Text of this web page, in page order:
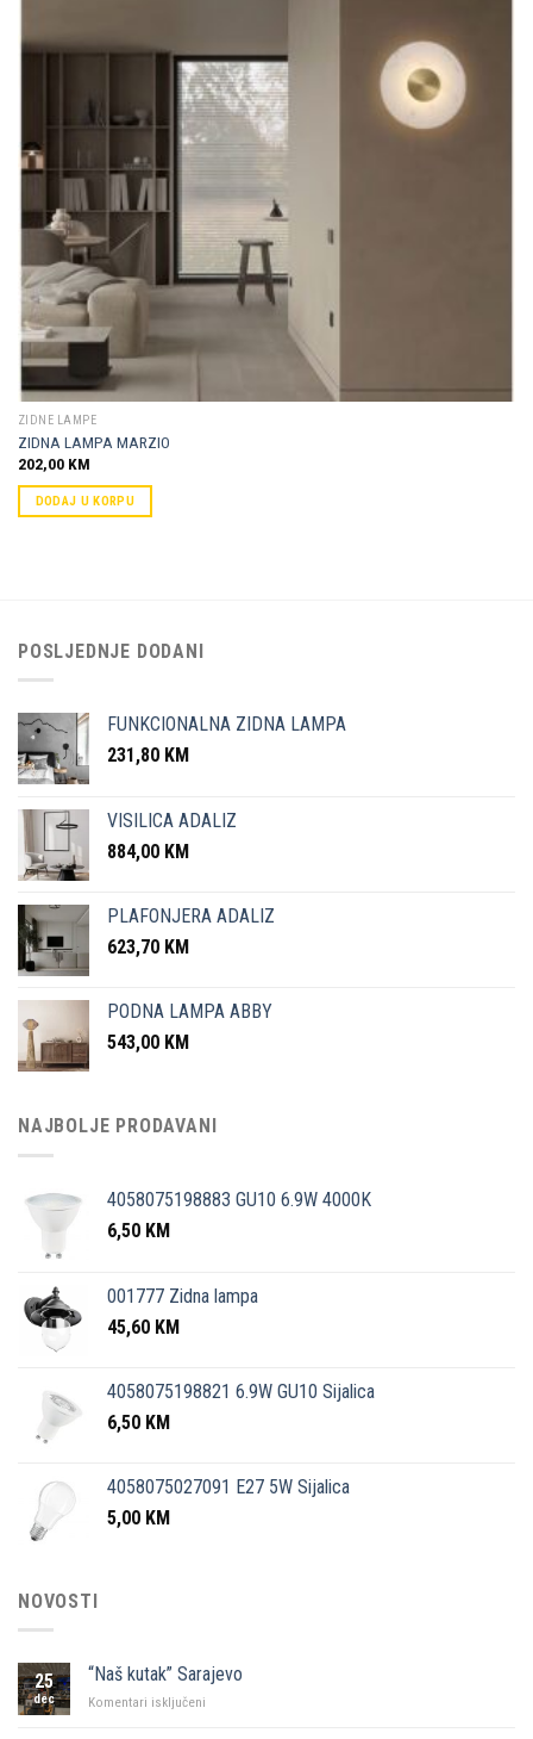
ZIDNE LAMPE
ZIDNA LAMPA MARZIO
202,00 KM
DODAJ U KORPU
POSLJEDNJE DODANI
FUNKCIONALNA ZIDNA LAMPA
231,80 KM
VISILICA ADALIZ
884,00 KM
PLAFONJERA ADALIZ
623,70 KM
PODNA LAMPA ABBY
543,00 KM
NAJBOLJE PRODAVANI
4058075198883 GU10 6.9W 4000K
6,50 KM
001777 Zidna lampa
45,60 KM
4058075198821 6.9W GU10 Sijalica
6,50 KM
4058075027091 E27 5W Sijalica
5,00 KM
NOVOSTI
25
dec
“Naš kutak” Sarajevo
Komentari isključeni